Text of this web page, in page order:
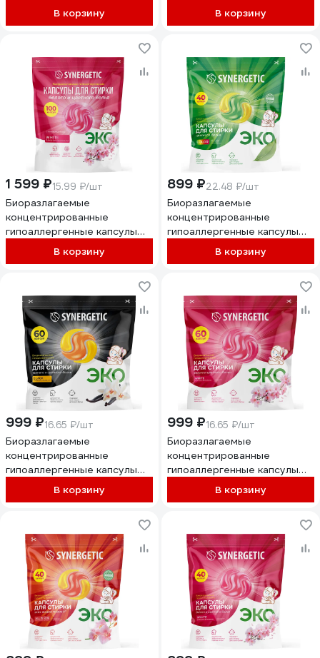
для стирки SYNERGETIC
COLOR, 100 шт 109852
В корзину
для стирки SYNERGETIC
BLACK Табак-ваниль, 100 шт
В корзину
1 599 ₽15.99 ₽/шт
Биоразлагаемые
концентрированные
гипоаллергенные капсулы
для стирки SYNERGETIC
WHITE Цветущая сакура,
В корзину
899 ₽22.48 ₽/шт
Биоразлагаемые
концентрированные
гипоаллергенные капсулы
для стирки SYNERGETIC
COLOR, 40 шт. 109849
В корзину
999 ₽16.65 ₽/шт
Биоразлагаемые
концентрированные
гипоаллергенные капсулы
для стирки SYNERGETIC
BLACK Табак-ваниль, 60 шт.
В корзину
999 ₽16.65 ₽/шт
Биоразлагаемые
концентрированные
гипоаллергенные капсулы
для стирки SYNERGETIC
WHITE Цветущая сакура, 60
В корзину